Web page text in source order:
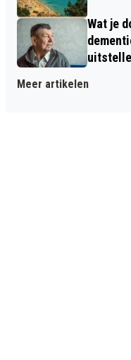
Wat je
Meer artikelen